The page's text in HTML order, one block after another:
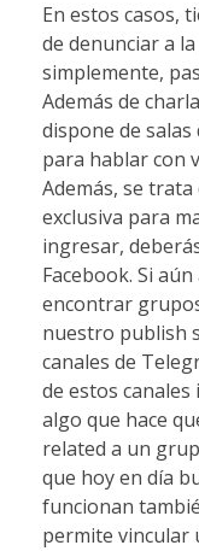
En estos casos,
de denunciar a
simplemente,
Además de
dispone de salas
para hablar con
Además, se
exclusiva para
ingresar,
Facebook. Si
encontrar
nuestro publish
canales de
de estos canales
algo que hace
related a un
que hoy en día
funcionan
permite vincular